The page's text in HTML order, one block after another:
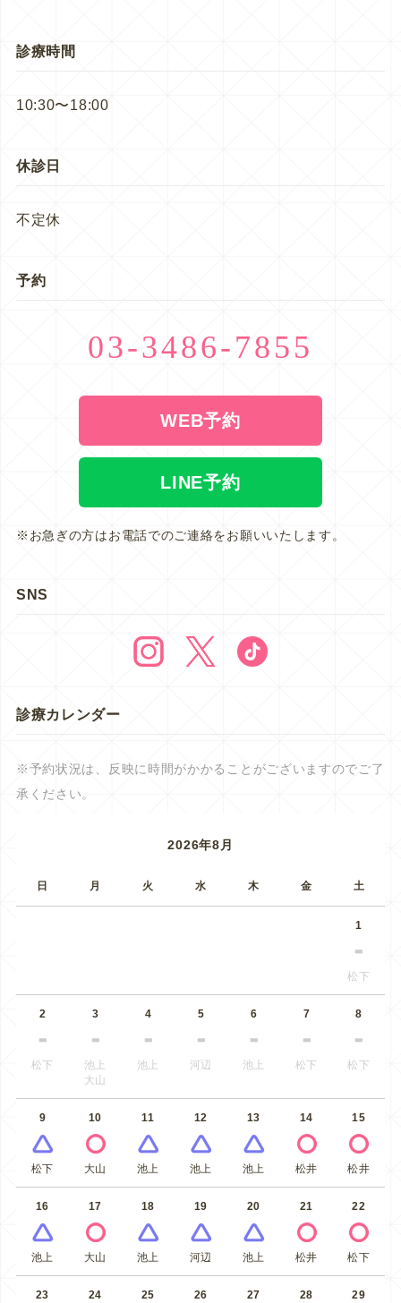
診療時間
10:30〜18:00
休診日
不定休
予約
03-3486-7855
WEB予約
LINE予約
※お急ぎの方はお電話でのご連絡をお願いいたします。
SNS
診療カレンダー
※予約状況は、反映に時間がかかることがございますのでご了
承ください。
2026年8月
日 月 火 水 木 金 土
1
松下
2
松下
3
池上
大山
4
池上
5
河辺
6
池上
7
松下
8
松下
9
松下
10
大山
11
池上
12
池上
13
池上
14
松井
15
松井
16
池上
17
大山
18
池上
19
河辺
20
池上
21
松井
22
松下
23 24 25 26 27 28 29